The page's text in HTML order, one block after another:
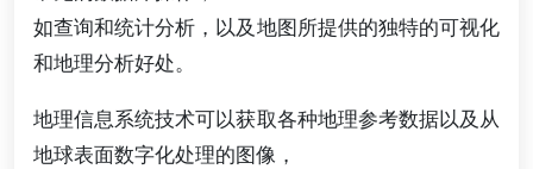
如查询和统计分析，以及地图所提供的独特的可视化
和地理分析好处。
地理信息系统技术可以获取各种地理参考数据以及从
地球表面数字化处理的图像，